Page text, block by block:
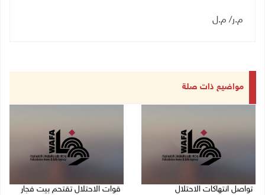
م.ر/ م.ل
مواضيع ذات صلة
تواصل انتهاكات الاحتلال
قوات الاحتلال تقتحم بيت فجار